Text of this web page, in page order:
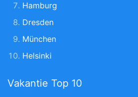
Hamburg
Dresden
München
Helsinki
Vakantie Top 10